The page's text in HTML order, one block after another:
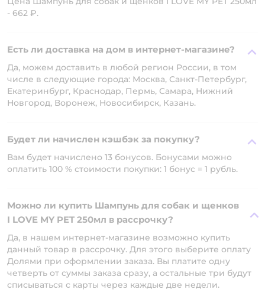
- 662 ₽.
Есть ли доставка на дом в интернет-магазине?
Да, можем доставить в любой регион России, в том
числе в следующие города: Москва, Санкт-Петербург,
Екатеринбург, Краснодар, Пермь, Самара, Нижний
Новгород, Воронеж, Новосибирск, Казань.
Будет ли начислен кэшбэк за покупку?
Вам будет начислено 13 бонусов. Бонусами можно
оплатить 100 % стоимости покупки: 1 бонус = 1 рубль.
Можно ли купить Шампунь для собак и щенков
I LOVE MY PET 250мл в рассрочку?
Да, в нашем интернет-магазине возможно купить
данный товар в рассрочку. Для этого выберите оплату
Долями при оформлении заказа. Вы платите одну
четверть от суммы заказа сразу, а остальные три будут
списываться с карты через каждые две недели.